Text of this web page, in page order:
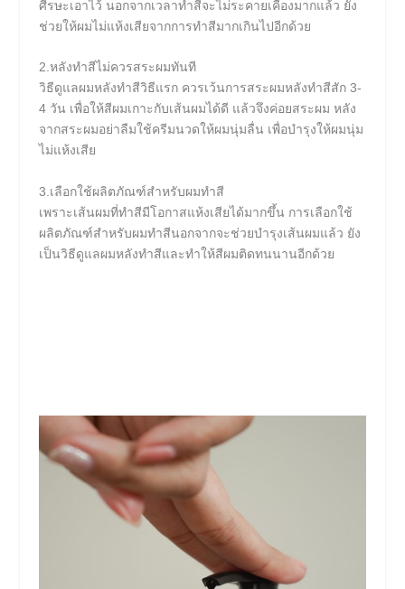
ศีรษะเอาไว้ นอกจากเวลาทำสีจะไม่ระคายเคืองมากแล้ว ยัง
ช่วยให้ผมไม่แห้งเสียจากการทำสีมากเกินไปอีกด้วย
2.หลังทำสีไม่ควรสระผมทันที
วิธีดูแลผมหลังทําสีวิธีแรก ควรเว้นการสระผมหลังทำสีสัก 3-
4 วัน เพื่อให้สีผมเกาะกับเส้นผมได้ดี แล้วจึงค่อยสระผม หลัง
จากสระผมอย่าลืมใช้ครีมนวดให้ผมนุ่มลื่น เพื่อบำรุงให้ผมนุ่ม
ไม่แห้งเสีย
3.เลือกใช้ผลิตภัณฑ์สำหรับผมทำสี
เพราะเส้นผมที่ทำสีมีโอกาสแห้งเสียได้มากขึ้น การเลือกใช้
ผลิตภัณฑ์สำหรับผมทำสีนอกจากจะช่วยบำรุงเส้นผมแล้ว ยัง
เป็นวิธีดูแลผมหลังทําสีและทำให้สีผมติดทนนานอีกด้วย